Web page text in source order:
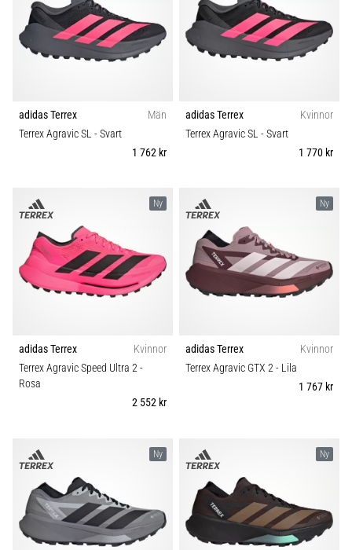
löpning
och
beeptest:
de
och
praktiken
testar
shuttle
run
riktningsförändringar.
Hur
utförs
används
6. 8. 2026
Färg
Pris
Typ av löpning
Säsong
Komfort och dämpning
Carbon
adidas Terrex
Män
Terrex Agravic SL - Svart
1 762 kr
adidas Terrex
Kvinnor
Terrex Agravic SL - Svart
1 770 kr
Ny
adidas Terrex
Kvinnor
Terrex Agravic Speed Ultra 2-
Rosa
2 552 kr
Ny
adidas Terrex
Kvinnor
Terrex Agravic GTX 2- Lila
1 767 kr
Ny Ny